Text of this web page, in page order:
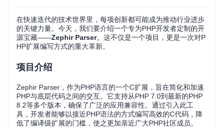
在快速迭代的技术世界里，每项创新都可能成为推动行业进步
的关键力量。今天，我们要介绍一个专为PHP开发者定制的开
源宝藏——Zephir Parser。这不仅是一个项目，更是一次对P
HP扩展编写方式的重大革新。
项目介绍
Zephir Parser，作为PHP语言的一个C扩展，旨在简化和加速
PHP与底层代码之间的交互。它支持从PHP 7.0到最新的PHP
8.2等多个版本，确保了广泛的应用兼容性。通过引入此工
具，开发者能够以接近PHP语法的方式编写高效的C代码，降
低了编译级扩展的门槛，使之更加亲近广大PHP社区成员。